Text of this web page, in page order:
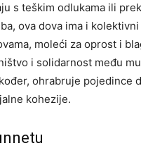
s teškim odlukama ili
ova dova ima i
moleći za oprost i
i solidarnost među
ohrabruje pojedince
kohezije.